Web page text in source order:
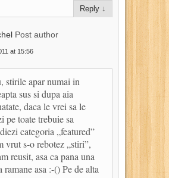
Reply ↓
Post author
at 15:56
stirile apar numai in
sus si dupa aia
daca le vrei sa le
pe toate trebuie sa
categoria „featured”
vrut s-o rebotez „stiri”,
reusit, asa ca pana una
ramane asa :-() Pe de alta